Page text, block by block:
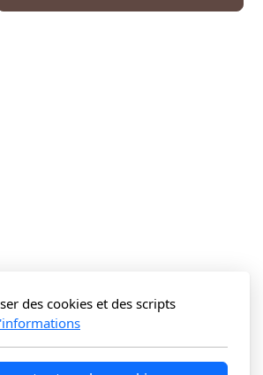
des cookies et des scripts